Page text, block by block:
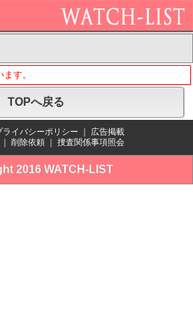
す。
TOPへ戻る
ライバシーポリシー
広告掲載
削除依頼 捜査関係事項照会
2016 WATCH-LIST